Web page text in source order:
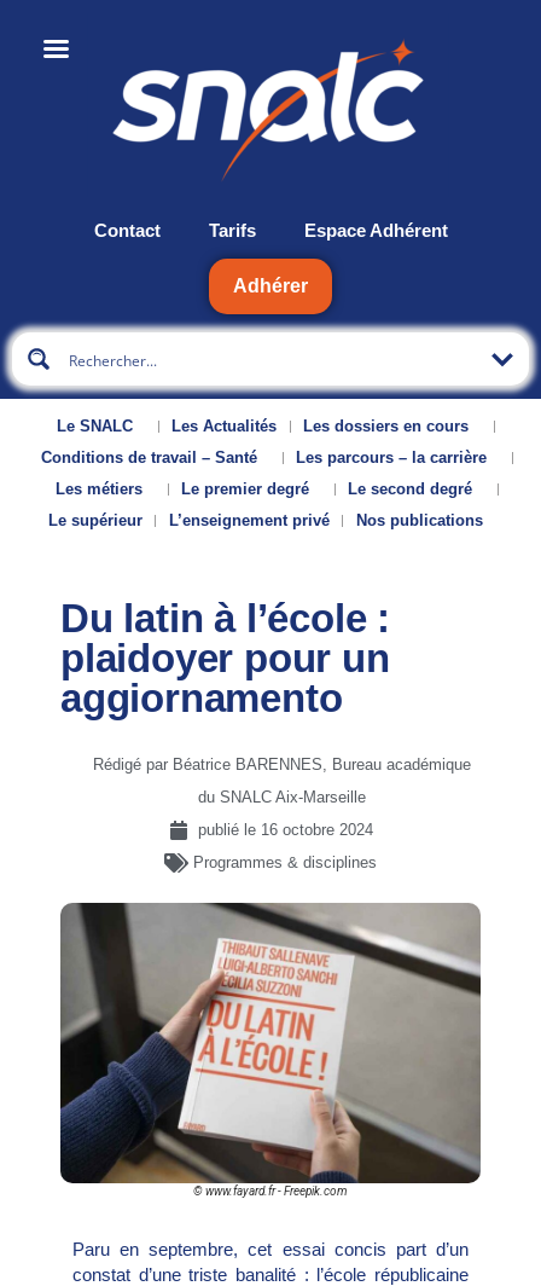
Contact Tarifs Espace Adhérent
Adhérer
Le SNALC Les Actualités
Les dossiers en cours
Conditions de travail – Santé
Les parcours – la carrière
Les métiers
Le premier degré
Le second degré
Le supérieur
L’enseignement privé Nos publications
Du latin à l’école :
plaidoyer pour un
aggiornamento
Rédigé par Béatrice BARENNES, Bureau académique
du SNALC Aix-Marseille
publié le 16 octobre 2024
Programmes & disciplines
© www.fayard.fr - Freepik.com
Paru en septembre, cet essai concis part d’un
constat d’une triste banalité : l’école républicaine